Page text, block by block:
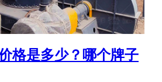
格是多少？哪个牌子